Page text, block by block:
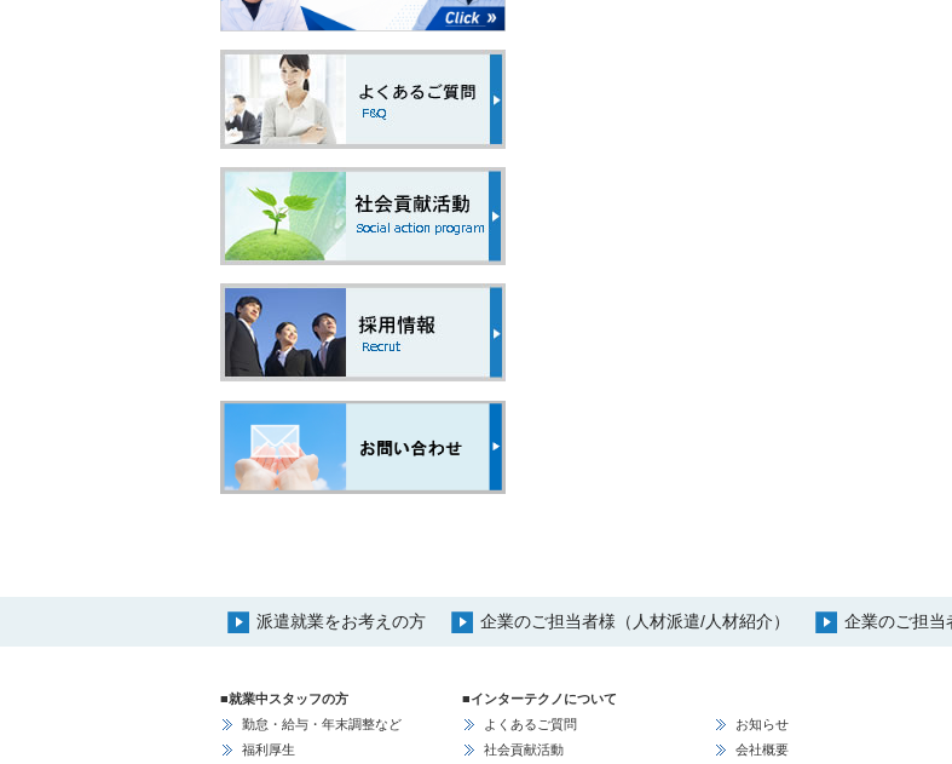
派遣就業をお考えの方 企業のご担当者様（人材派遣/人材紹介） 企業のご担当
■就業中スタッフの方
勤怠・給与・年末調整など
福利厚生
■インターテクノについて
よくあるご質問
お知らせ
社会貢献活動
会社概要